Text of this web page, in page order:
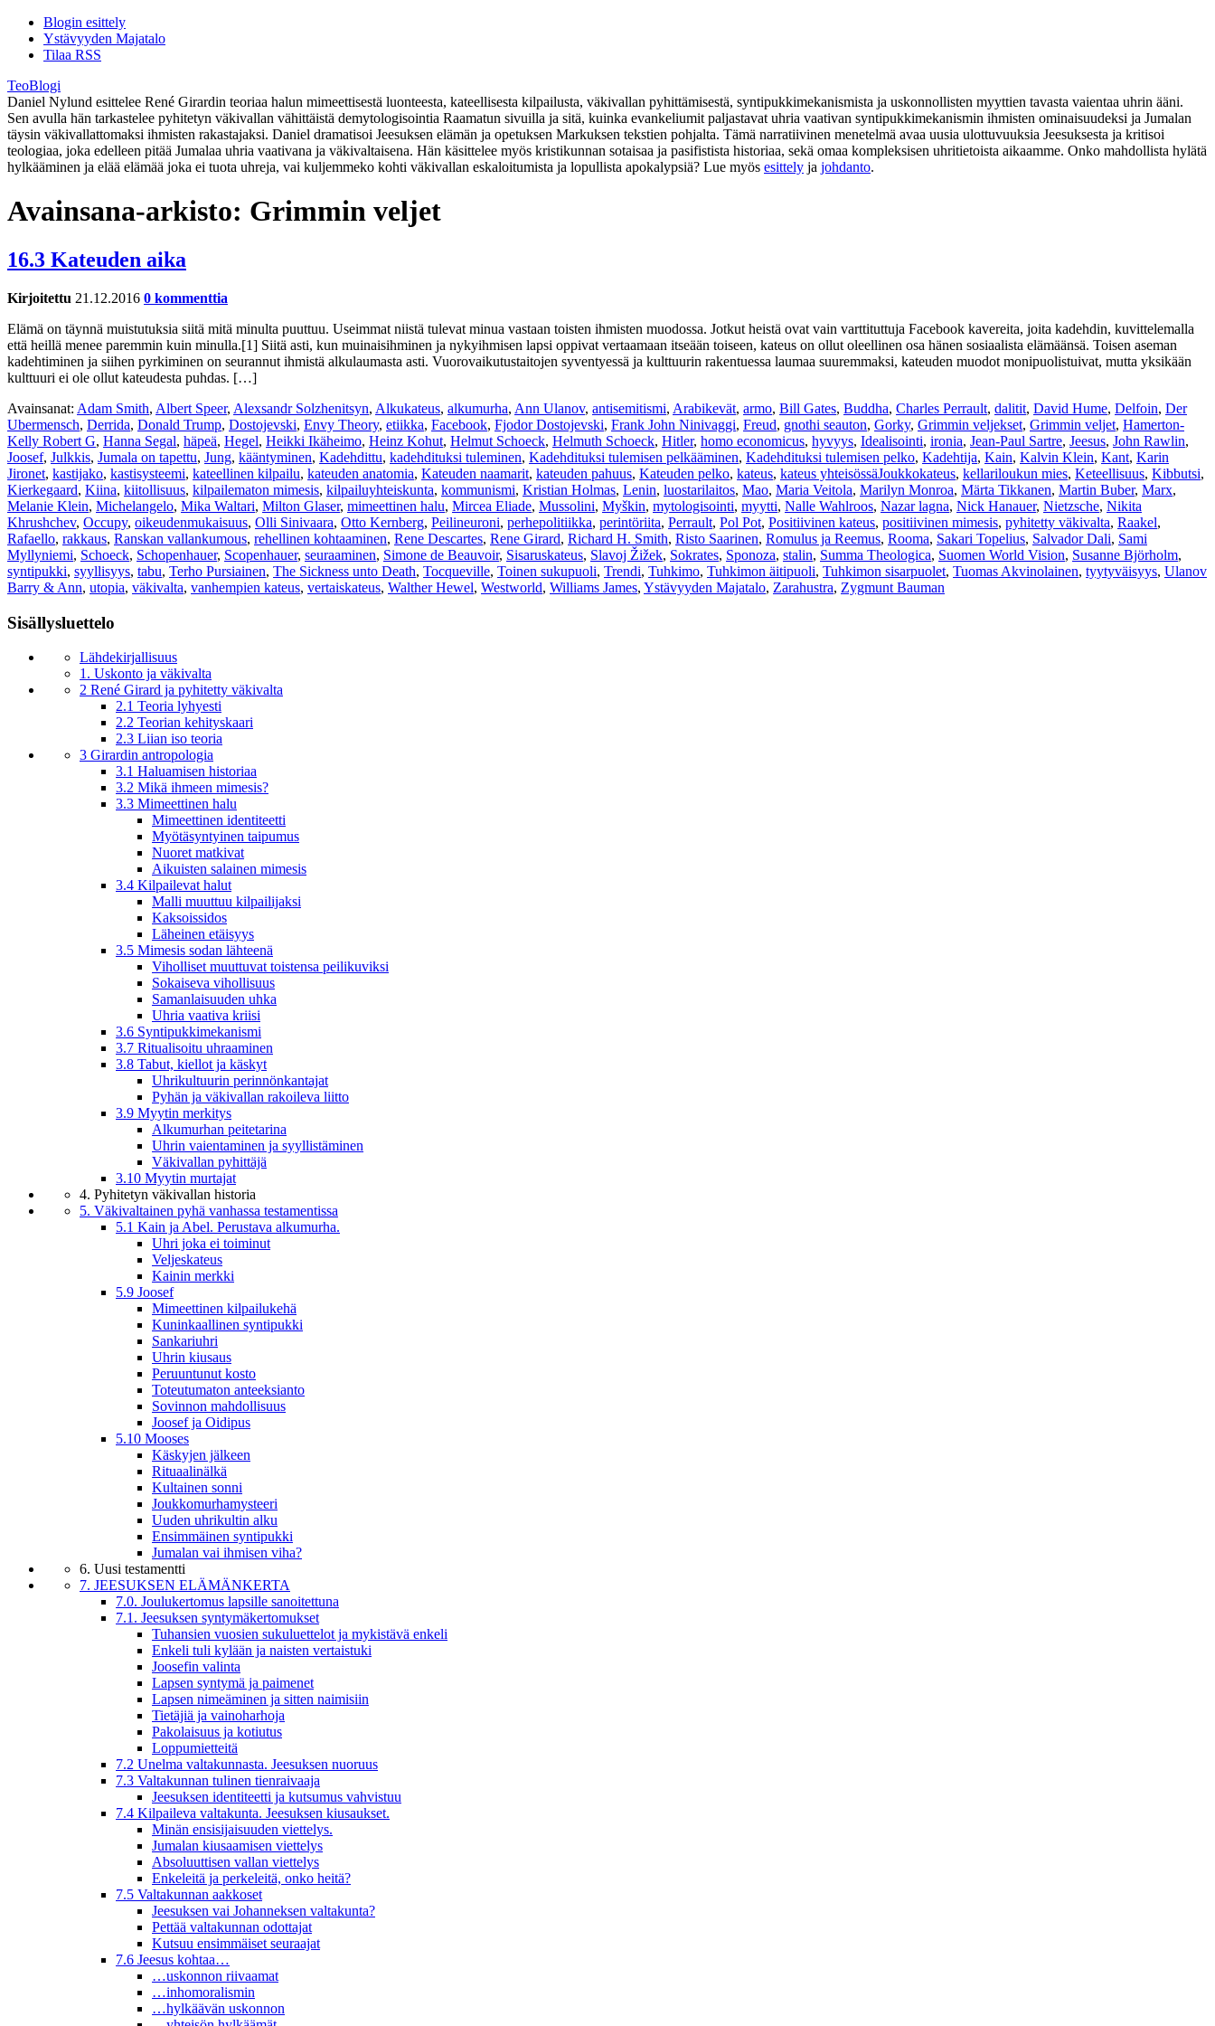
Blogin esittely
Ystävyyden Majatalo
Tilaa RSS
TeoBlogi
Daniel Nylund esittelee René Girardin teoriaa halun mimeettisestä luonteesta, kateellisesta kilpailusta, väkivallan pyhittämisestä, syntipukkimekanismista ja uskonnollisten myyttien tavasta vaientaa uhrin ääni.
Sen avulla hän tarkastelee pyhitetyn väkivallan vähittäistä demytologisointia Raamatun sivuilla ja sitä, kuinka evankeliumit paljastavat uhria vaativan syntipukkimekanismin ihmisten ominaisuudeksi ja Jumalan
täysin väkivallattomaksi ihmisten rakastajaksi. Daniel dramatisoi Jeesuksen elämän ja opetuksen Markuksen tekstien pohjalta. Tämä narratiivinen menetelmä avaa uusia ulottuvuuksia Jeesuksesta ja kritisoi
teologiaa, joka edelleen pitää Jumalaa uhria vaativana ja väkivaltaisena. Hän käsittelee myös kristikunnan sotaisaa ja pasifistista historiaa, sekä omaa kompleksisen uhritietoista aikaamme. Onko mahdollista hylätä
hylkääminen ja elää elämää joka ei tuota uhreja, vai kuljemmeko kohti väkivallan eskaloitumista ja lopullista apokalypsiä? Lue myös esittely ja johdanto.
Avainsana-arkisto: Grimmin veljet
16.3 Kateuden aika
Kirjoitettu 21.12.2016 0 kommenttia
Elämä on täynnä muistutuksia siitä mitä minulta puuttuu. Useimmat niistä tulevat minua vastaan toisten ihmisten muodossa. Jotkut heistä ovat vain varttituttuja Facebook kavereita, joita kadehdin, kuvittelemalla
että heillä menee paremmin kuin minulla.[1] Siitä asti, kun muinaisihminen ja nykyihmisen lapsi oppivat vertaamaan itseään toiseen, kateus on ollut oleellinen osa hänen sosiaalista elämäänsä. Toisen aseman
kadehtiminen ja siihen pyrkiminen on seurannut ihmistä alkulaumasta asti. Vuorovaikutustaitojen syventyessä ja kulttuurin rakentuessa laumaa suuremmaksi, kateuden muodot monipuolistuivat, mutta yksikään
kulttuuri ei ole ollut kateudesta puhdas. […]
Avainsanat: Adam Smith, Albert Speer, Alexsandr Solzhenitsyn, Alkukateus, alkumurha, Ann Ulanov, antisemitismi, Arabikevät, armo, Bill Gates, Buddha, Charles Perrault, dalitit, David Hume, Delfoin, Der
Ubermensch, Derrida, Donald Trump, Dostojevski, Envy Theory, etiikka, Facebook, Fjodor Dostojevski, Frank John Ninivaggi, Freud, gnothi seauton, Gorky, Grimmin veljekset, Grimmin veljet, Hamerton-
Kelly Robert G, Hanna Segal, häpeä, Hegel, Heikki Ikäheimo, Heinz Kohut, Helmut Schoeck, Helmuth Schoeck, Hitler, homo economicus, hyvyys, Idealisointi, ironia, Jean-Paul Sartre, Jeesus, John Rawlin,
Joosef, Julkkis, Jumala on tapettu, Jung, kääntyminen, Kadehdittu, kadehdituksi tuleminen, Kadehdituksi tulemisen pelkääminen, Kadehdituksi tulemisen pelko, Kadehtija, Kain, Kalvin Klein, Kant, Karin
Jironet, kastijako, kastisysteemi, kateellinen kilpailu, kateuden anatomia, Kateuden naamarit, kateuden pahuus, Kateuden pelko, kateus, kateus yhteisössäJoukkokateus, kellariloukun mies, Keteellisuus, Kibbutsi,
Kierkegaard, Kiina, kiitollisuus, kilpailematon mimesis, kilpailuyhteiskunta, kommunismi, Kristian Holmas, Lenin, luostarilaitos, Mao, Maria Veitola, Marilyn Monroa, Märta Tikkanen, Martin Buber, Marx,
Melanie Klein, Michelangelo, Mika Waltari, Milton Glaser, mimeettinen halu, Mircea Eliade, Mussolini, Myškin, mytologisointi, myytti, Nalle Wahlroos, Nazar lagna, Nick Hanauer, Nietzsche, Nikita
Khrushchev, Occupy, oikeudenmukaisuus, Olli Sinivaara, Otto Kernberg, Peilineuroni, perhepolitiikka, perintöriita, Perrault, Pol Pot, Positiivinen kateus, positiivinen mimesis, pyhitetty väkivalta, Raakel,
Rafaello, rakkaus, Ranskan vallankumous, rehellinen kohtaaminen, Rene Descartes, Rene Girard, Richard H. Smith, Risto Saarinen, Romulus ja Reemus, Rooma, Sakari Topelius, Salvador Dali, Sami
Myllyniemi, Schoeck, Schopenhauer, Scopenhauer, seuraaminen, Simone de Beauvoir, Sisaruskateus, Slavoj Žižek, Sokrates, Sponoza, stalin, Summa Theologica, Suomen World Vision, Susanne Björholm,
syntipukki, syyllisyys, tabu, Terho Pursiainen, The Sickness unto Death, Tocqueville, Toinen sukupuoli, Trendi, Tuhkimo, Tuhkimon äitipuoli, Tuhkimon sisarpuolet, Tuomas Akvinolainen, tyytyväisyys, Ulanov
Barry & Ann, utopia, väkivalta, vanhempien kateus, vertaiskateus, Walther Hewel, Westworld, Williams James, Ystävyyden Majatalo, Zarahustra, Zygmunt Bauman
Sisällysluettelo
Lähdekirjallisuus
1. Uskonto ja väkivalta
2 René Girard ja pyhitetty väkivalta
2.1 Teoria lyhyesti
2.2 Teorian kehityskaari
2.3 Liian iso teoria
3 Girardin antropologia
3.1 Haluamisen historiaa
3.2 Mikä ihmeen mimesis?
3.3 Mimeettinen halu
Mimeettinen identiteetti
Myötäsyntyinen taipumus
Nuoret matkivat
Aikuisten salainen mimesis
3.4 Kilpailevat halut
Malli muuttuu kilpailijaksi
Kaksoissidos
Läheinen etäisyys
3.5 Mimesis sodan lähteenä
Viholliset muuttuvat toistensa peilikuviksi
Sokaiseva vihollisuus
Samanlaisuuden uhka
Uhria vaativa kriisi
3.6 Syntipukkimekanismi
3.7 Ritualisoitu uhraaminen
3.8 Tabut, kiellot ja käskyt
Uhrikultuurin perinnönkantajat
Pyhän ja väkivallan rakoileva liitto
3.9 Myytin merkitys
Alkumurhan peitetarina
Uhrin vaientaminen ja syyllistäminen
Väkivallan pyhittäjä
3.10 Myytin murtajat
4. Pyhitetyn väkivallan historia
5. Väkivaltainen pyhä vanhassa testamentissa
5.1 Kain ja Abel. Perustava alkumurha.
Uhri joka ei toiminut
Veljeskateus
Kainin merkki
5.9 Joosef
Mimeettinen kilpailukehä
Kuninkaallinen syntipukki
Sankariuhri
Uhrin kiusaus
Peruuntunut kosto
Toteutumaton anteeksianto
Sovinnon mahdollisuus
Joosef ja Oidipus
5.10 Mooses
Käskyjen jälkeen
Rituaalinälkä
Kultainen sonni
Joukkomurhamysteeri
Uuden uhrikultin alku
Ensimmäinen syntipukki
Jumalan vai ihmisen viha?
6. Uusi testamentti
7. JEESUKSEN ELÄMÄNKERTA
7.0. Joulukertomus lapsille sanoitettuna
7.1. Jeesuksen syntymäkertomukset
Tuhansien vuosien sukuluettelot ja mykistävä enkeli
Enkeli tuli kylään ja naisten vertaistuki
Joosefin valinta
Lapsen syntymä ja paimenet
Lapsen nimeäminen ja sitten naimisiin
Tietäjiä ja vainoharhoja
Pakolaisuus ja kotiutus
Loppumietteitä
7.2 Unelma valtakunnasta. Jeesuksen nuoruus
7.3 Valtakunnan tulinen tienraivaaja
Jeesuksen identiteetti ja kutsumus vahvistuu
7.4 Kilpaileva valtakunta. Jeesuksen kiusaukset.
Minän ensisijaisuuden viettelys.
Jumalan kiusaamisen viettelys
Absoluuttisen vallan viettelys
Enkeleitä ja perkeleitä, onko heitä?
7.5 Valtakunnan aakkoset
Jeesuksen vai Johanneksen valtakunta?
Pettää valtakunnan odottajat
Kutsuu ensimmäiset seuraajat
7.6 Jeesus kohtaa…
…uskonnon riivaamat
…inhomoralismin
…hylkäävän uskonnon